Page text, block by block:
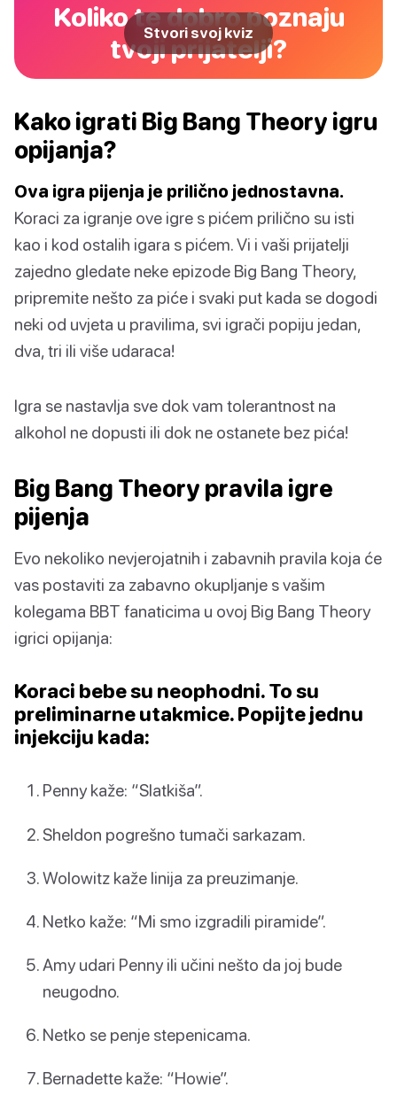
Koliko te dobro poznaju
tvoji prijatelji?
Stvori svoj kviz
Kako igrati Big Bang Theory igru
opijanja?
Ova igra pijenja je prilično jednostavna.
Koraci za igranje ove igre s pićem prilično su isti
kao i kod ostalih igara s pićem. Vi i vaši prijatelji
zajedno gledate neke epizode Big Bang Theory,
pripremite nešto za piće i svaki put kada se dogodi
neki od uvjeta u pravilima, svi igrači popiju jedan,
dva, tri ili više udaraca!
Igra se nastavlja sve dok vam tolerantnost na
alkohol ne dopusti ili dok ne ostanete bez pića!
Big Bang Theory pravila igre
pijenja
Evo nekoliko nevjerojatnih i zabavnih pravila koja će
vas postaviti za zabavno okupljanje s vašim
kolegama BBT fanaticima u ovoj Big Bang Theory
igrici opijanja:
Koraci bebe su neophodni. To su
preliminarne utakmice. Popijte jednu
injekciju kada:
Penny kaže: “Slatkiša”.
Sheldon pogrešno tumači sarkazam.
Wolowitz kaže linija za preuzimanje.
Netko kaže: “Mi smo izgradili piramide”.
Amy udari Penny ili učini nešto da joj bude
neugodno.
Netko se penje stepenicama.
Bernadette kaže: “Howie”.